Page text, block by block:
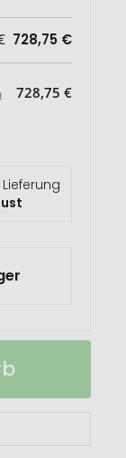
728,75 €
728,75 €